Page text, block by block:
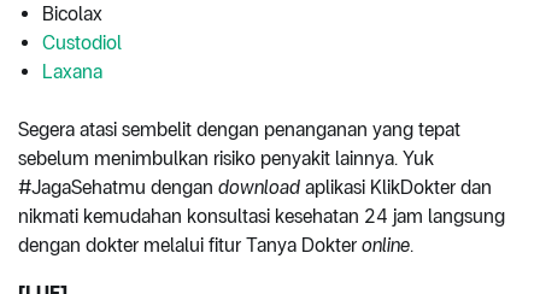
Bicolax
Custodiol
Laxana
Segera atasi sembelit dengan penanganan yang tepat
sebelum menimbulkan risiko penyakit lainnya. Yuk
#JagaSehatmu dengan download aplikasi KlikDokter dan
nikmati kemudahan konsultasi kesehatan 24 jam langsung
dengan dokter melalui fitur Tanya Dokter online.